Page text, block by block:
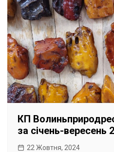
КП
за січень-вересень
22 Жовтня, 2024